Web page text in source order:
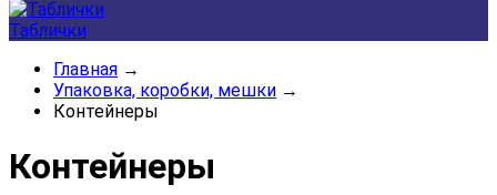
Таблички
Главная →
Упаковка, коробки, мешки →
Контейнеры
Контейнеры